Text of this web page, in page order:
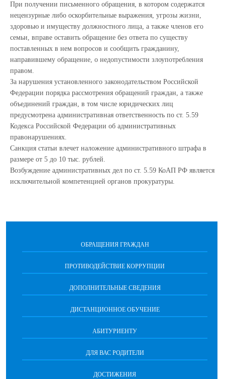
При получении письменного обращения, в котором содержатся
нецензурные либо оскорбительные выражения, угрозы жизни,
здоровью и имуществу должностного лица, а также членов его
семьи, вправе оставить обращение без ответа по существу
поставленных в нем вопросов и сообщить гражданину,
направившему обращение, о недопустимости злоупотребления
правом.
За нарушения установленного законодательством Российской
Федерации порядка рассмотрения обращений граждан, а также
объединений граждан, в том числе юридических лиц
предусмотрена административная ответственность по ст. 5.59
Кодекса Российской Федерации об административных
правонарушениях.
Санкция статьи влечет наложение административного штрафа в
размере от 5 до 10 тыс. рублей.
Возбуждение административных дел по ст. 5.59 КоАП РФ является
исключительной компетенцией органов прокуратуры.
ОБРАЩЕНИЯ ГРАЖДАН
ПРОТИВОДЕЙСТВИЕ КОРРУПЦИИ
ДОПОЛНИТЕЛЬНЫЕ СВЕДЕНИЯ
ДИСТАНЦИОННОЕ ОБУЧЕНИЕ
АБИТУРИЕНТУ
ДЛЯ ВАС РОДИТЕЛИ
ДОСТИЖЕНИЯ